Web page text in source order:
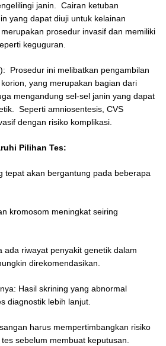
janin. Cairan ketuban
yang dapat diuji untuk kelainan
prosedur invasif dan memiliki
keguguran.
Prosedur ini melibatkan pengambilan
yang merupakan bagian dari
mengandung sel-sel janin yang dapat
Seperti amniosentesis, CVS
dengan risiko komplikasi.
Pilihan Tes:
tepat akan bergantung pada beberapa
kromosom meningkat seiring
riwayat penyakit genetik dalam
direkomendasikan.
Hasil skrining yang abnormal
diagnostik lebih lanjut.
harus mempertimbangkan risiko
sebelum membuat keputusan.